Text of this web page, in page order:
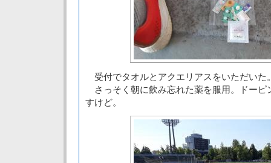
受付でタオルとアクエリアスをいただいた
さっそく朝に飲み忘れた薬を服用。ドーピ
すけど。